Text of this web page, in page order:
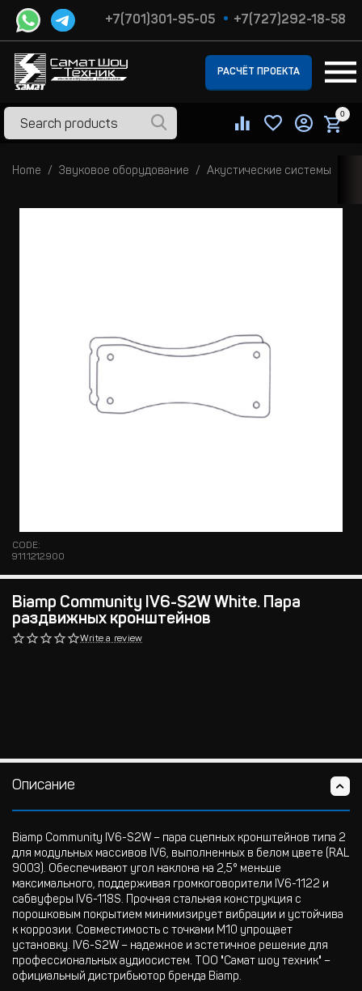
+7(701)301-95-05 +7(727)292-18-58
РАСЧЁТ ПРОЕКТА
0
Home Звуковое оборудование Акустические системы
CODE:
911.1212.900
Biamp Community IV6-S2W White. Пара
раздвижных кронштейнов
Write a review
Описание
Biamp Community IV6-S2W – пара сцепных кронштейнов типа 2
для модульных массивов IV6, выполненных в белом цвете (RAL
9003). Обеспечивают угол наклона на 2,5° меньше
максимального, поддерживая громкоговорители IV6-1122 и
сабвуферы IV6-118S. Прочная стальная конструкция с
порошковым покрытием минимизирует вибрации и устойчива
к коррозии. Совместимость с точками M10 упрощает
установку. IV6-S2W – надежное и эстетичное решение для
профессиональных аудиосистем. ТОО "Самат шоу техник" –
официальный дистрибьютор бренда Biamp.